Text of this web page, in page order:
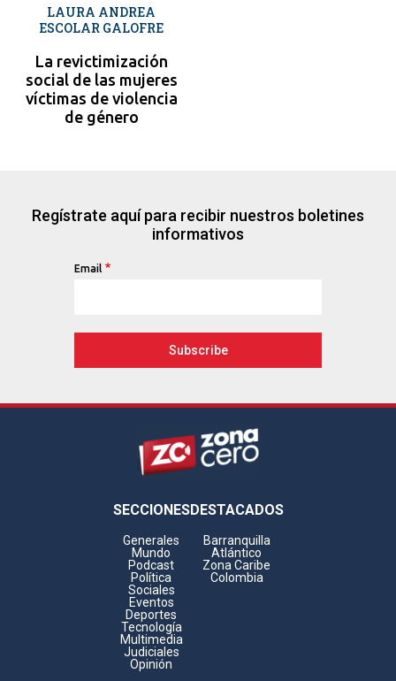
LAURA ANDREA
ESCOLAR GALOFRE
La revictimización
social de las mujeres
víctimas de violencia
de género
Regístrate aquí para recibir nuestros boletines
informativos
Email
SECCIONES
Generales
Mundo
Podcast
Política
Sociales
Eventos
Deportes
Tecnología
Multimedia
Judiciales
Opinión
DESTACADOS
Barranquilla
Atlántico
Zona Caribe
Colombia